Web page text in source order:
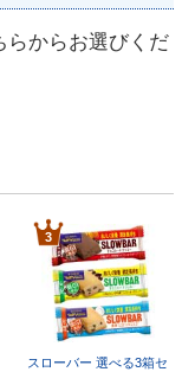
らからお選びくだ
3
スローバー 選べる3箱セ